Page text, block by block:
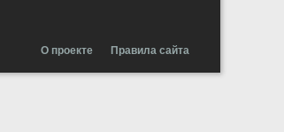
О проекте Правила сайта